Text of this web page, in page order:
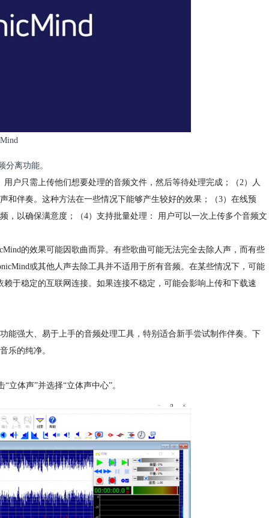
分离功能。
户只需上传他们想要处理的音频文件，然后等待处理完成；（2）人
和伴奏。这种方法在一些情况下能够产生较好的效果；（3）在线预
，以确保满意度；（4）支持批量处理： 用户可以一次上传多个音频文
的效果可能因歌曲而异。有些歌曲可能无法完全去除人声，而有些
或其他人声去除工具并不适用于所有音频。在某些情况下，可能
于稳定的互联网连接。如果连接不稳定，可能会影响上传和下载速
能强大、易于上手的音频处理工具，特别适合新手尝试制作伴奏。下
乐的纯净。
立体声”并选择“立体声中心”。